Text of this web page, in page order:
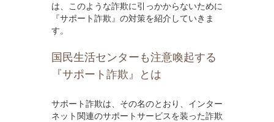
は、このような詐欺に引っかからないために
『サポート詐欺』の対策を紹介していきま
す。
国民生活センターも注意喚起する
『サポート詐欺』とは
サポート詐欺は、その名のとおり、インター
ネット関連のサポートサービスを装った詐欺